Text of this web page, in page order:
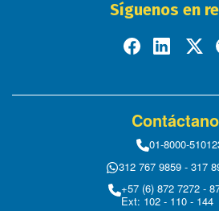
Síguenos en
01-8000-
312 767 9859 - 317
+57 (6) 872 7272 -
Ext: 102 - 110 - 144